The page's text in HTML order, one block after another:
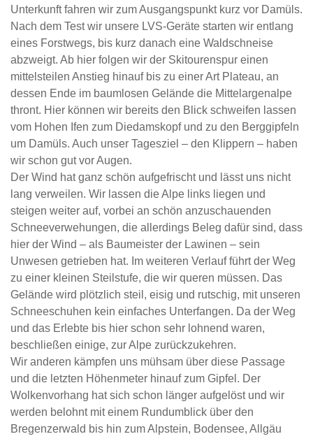
Unterkunft fahren wir zum Ausgangspunkt kurz vor Damüls.
Nach dem Test wir unsere LVS-Geräte starten wir entlang
eines Forstwegs, bis kurz danach eine Waldschneise
abzweigt. Ab hier folgen wir der Skitourenspur einen
mittelsteilen Anstieg hinauf bis zu einer Art Plateau, an
dessen Ende im baumlosen Gelände die Mittelargenalpe
thront. Hier können wir bereits den Blick schweifen lassen
vom Hohen Ifen zum Diedamskopf und zu den Berggipfeln
um Damüls. Auch unser Tagesziel – den Klippern – haben
wir schon gut vor Augen.
Der Wind hat ganz schön aufgefrischt und lässt uns nicht
lang verweilen. Wir lassen die Alpe links liegen und
steigen weiter auf, vorbei an schön anzuschauenden
Schneeverwehungen, die allerdings Beleg dafür sind, dass
hier der Wind – als Baumeister der Lawinen – sein
Unwesen getrieben hat. Im weiteren Verlauf führt der Weg
zu einer kleinen Steilstufe, die wir queren müssen. Das
Gelände wird plötzlich steil, eisig und rutschig, mit unseren
Schneeschuhen kein einfaches Unterfangen. Da der Weg
und das Erlebte bis hier schon sehr lohnend waren,
beschließen einige, zur Alpe zurückzukehren.
Wir anderen kämpfen uns mühsam über diese Passage
und die letzten Höhenmeter hinauf zum Gipfel. Der
Wolkenvorhang hat sich schon länger aufgelöst und wir
werden belohnt mit einem Rundumblick über den
Bregenzerwald bis hin zum Alpstein, Bodensee, Allgäu